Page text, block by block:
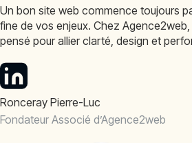
Un bon site web commence toujours
fine de vos enjeux. Chez
pensé pour allier clarté, design et
Ronceray Pierre-Luc
Fondateur Associé d’Agence2web